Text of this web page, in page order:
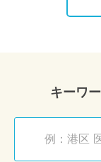
キーワ